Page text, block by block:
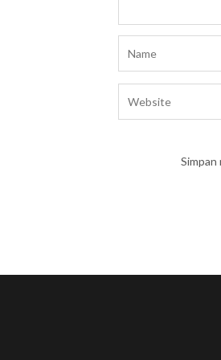
Simpan